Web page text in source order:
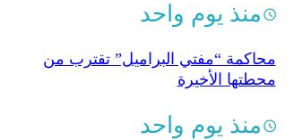
منذ يوم واحد
محاكمة “مفتي البراميل” تقترب من
محطتها الأخيرة
منذ يوم واحد